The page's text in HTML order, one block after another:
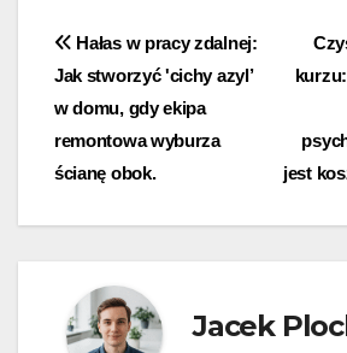
Nawigacja
wpisu
jest
Hałas w pracy zdalnej:
Jak stworzyć 'cichy azyl’
w domu, gdy ekipa
remontowa wyburza
ścianę obok.
Jacek